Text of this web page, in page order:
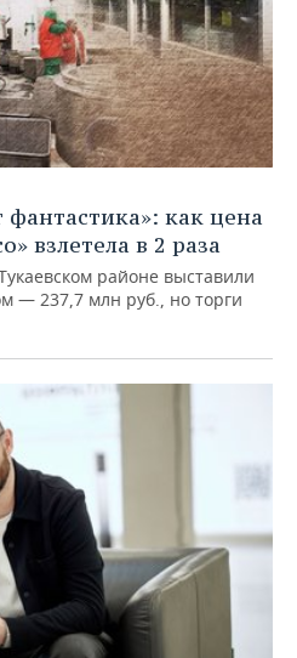
фантастика»: как цена
взлетела в 2 раза
районе выставили
— 237,7 млн руб., но торги